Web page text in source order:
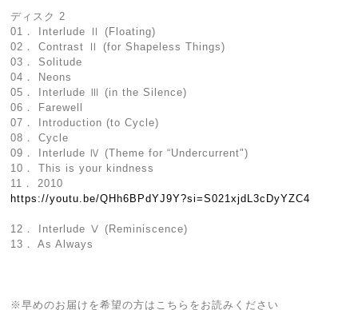
ディスク 2
01． Interlude Ⅱ (Floating)
02． Contrast Ⅱ (for Shapeless Things)
03． Solitude
04． Neons
05． Interlude Ⅲ (in the Silence)
06． Farewell
07． Introduction (to Cycle)
08． Cycle
09． Interlude Ⅳ (Theme for “Undercurrent")
10． This is your kindness
11． 2010
https://youtu.be/QHh6BPdYJ9Y?si=S021xjdL3cDyYZC4
12． Interlude Ⅴ (Reminiscence)
13． As Always
※早めのお届けを希望の方はこちらをお読みください